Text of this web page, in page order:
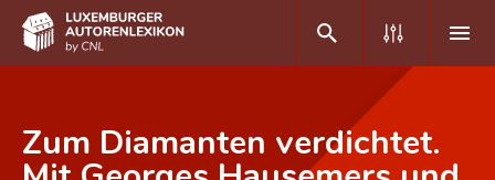
DE FR
Zum Diamanten verdichtet.